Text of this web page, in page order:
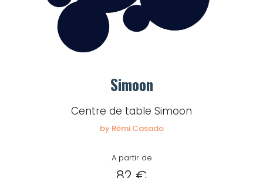
Simoon
Centre de table Simoon
by Rémi Casado
A partir de